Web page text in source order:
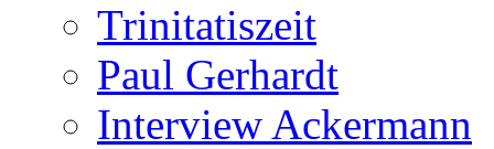
Trinitatiszeit
Paul Gerhardt
Interview Ackermann